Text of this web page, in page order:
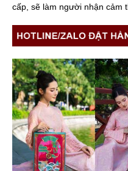
cấp, sẽ làm người nhận cảm